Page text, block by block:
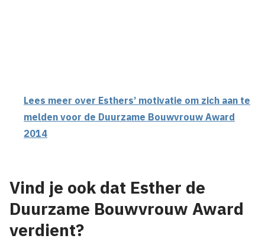
Lees meer over Esthers’ motivatie om zich aan te
melden voor de Duurzame Bouwvrouw Award
2014
Vind je ook dat Esther de
Duurzame Bouwvrouw Award
verdient?